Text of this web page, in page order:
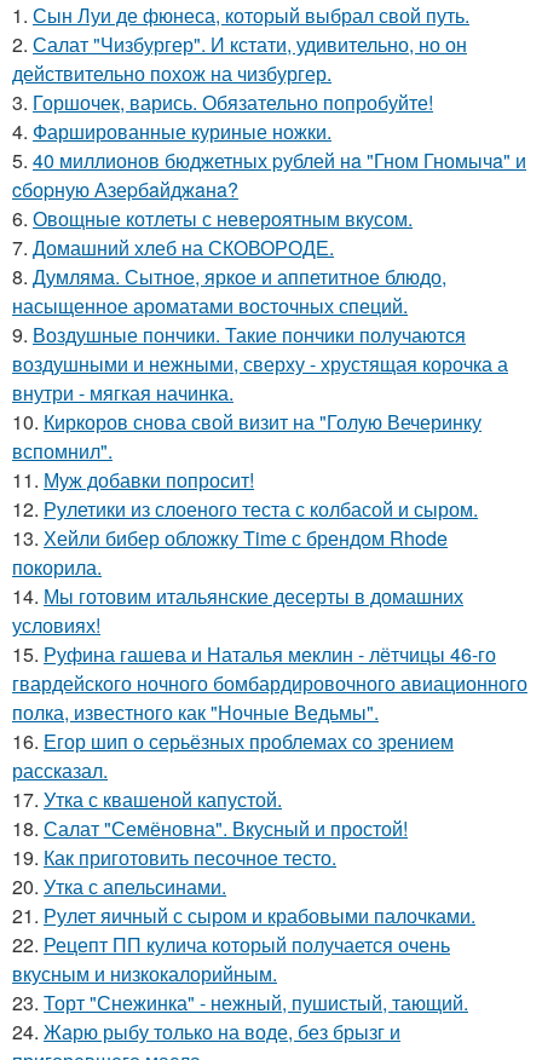
1. Сын Луи де фюнеса, который выбрал свой путь.
2. Салат "Чизбургер". И кстати, удивительно, но он
действительно похож на чизбургер.
3. Горшочек, варись. Обязательно попробуйте!
4. Фаршированные куриные ножки.
5. 40 миллионов бюджетных pублей нa "Гном Гномычa" и
cбоpную Азеpбaйджaнa?
6. Овощные котлеты с невероятным вкусом.
7. Домашний хлеб на СКОВОРОДЕ.
8. Думляма. Сытное, яркое и аппетитное блюдо,
насыщенное ароматами восточных специй.
9. Воздушные пончики. Такие пончики получаются
воздушными и нежными, сверху - хрустящая корочка а
внутри - мягкая начинка.
10. Киркоров снова свой визит на "Голую Вечеринку
вспомнил".
11. Муж добавки попросит!
12. Рулетики из слоеного теста с колбасой и сыром.
13. Хейли бибер обложку Time с брендом Rhode
покорила.
14. Мы готовим итальянские десерты в домашних
условиях!
15. Руфина гашева и Наталья меклин - лётчицы 46-го
гвардейского ночного бомбардировочного авиационного
полка, известного как "Ночные Ведьмы".
16. Егор шип о серьёзных проблемах со зрением
рассказал.
17. Утка с квашеной капустой.
18. Салат "Семёновна". Вкусный и простой!
19. Как приготовить песочное тесто.
20. Утка с апельсинами.
21. Рулет яичный с сыром и крабовыми палочками.
22. Рецепт ПП кулича который получается очень
вкусным и низкокалорийным.
23. Торт "Снежинка" - нежный, пушистый, тающий.
24. Жарю рыбу только на воде, без брызг и